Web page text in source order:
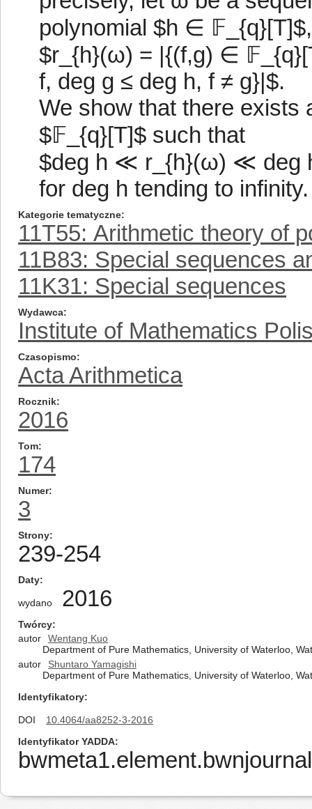
polynomial $h ∈
$r_{h}(ω) = |{(f,g) ∈
f, deg g ≤ deg h, f ≠ g}|$.
We show that there
$𝔽_{q}[T]$ such that
$deg h ≪ r_{h}(ω) ≪ deg
for deg h tending to infinity.
Kategorie tematyczne
11T55: Arithmetic theory of
11B83: Special sequences
11K31: Special sequences
Wydawca
Institute of Mathematics
Czasopismo
Acta Arithmetica
Rocznik
2016
Tom
174
Numer
3
Strony
239-254
Daty
wydano 2016
Twórcy
autor
Wentang Kuo
Department of Pure Mathematics, University of Waterloo,
autor
Shuntaro Yamagishi
Department of Pure Mathematics, University of Waterloo,
Identyfikatory
DOI
10.4064/aa8252-3-2016
Identyfikator YADDA